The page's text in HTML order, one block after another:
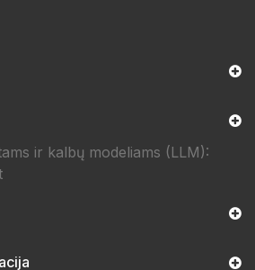
ir kalbų modeliams (LLM):